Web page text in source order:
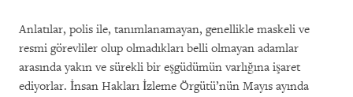
Anlatılar, polis ile, tanımlanamayan, genellikle maskeli ve
resmi görevliler olup olmadıkları belli olmayan adamlar
arasında yakın ve sürekli bir eşgüdümün varlığına işaret
ediyorlar. İnsan Hakları İzleme Örgütü’nün Mayıs ayında